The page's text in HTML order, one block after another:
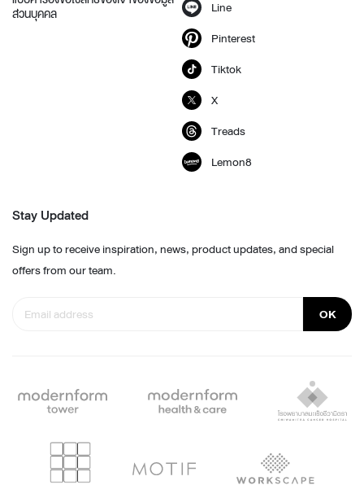
ส่วนบุคคล
Line
Pinterest
Tiktok
X
Treads
Lemon8
Stay Updated
Sign up to receive inspiration, news, product updates, and special
offers from our team.
OK